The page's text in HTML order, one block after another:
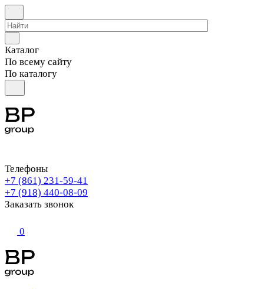
Каталог
По всему сайту
По каталогу
Телефоны
+7 (861) 231-59-41
+7 (918) 440-08-09
Заказать звонок
0